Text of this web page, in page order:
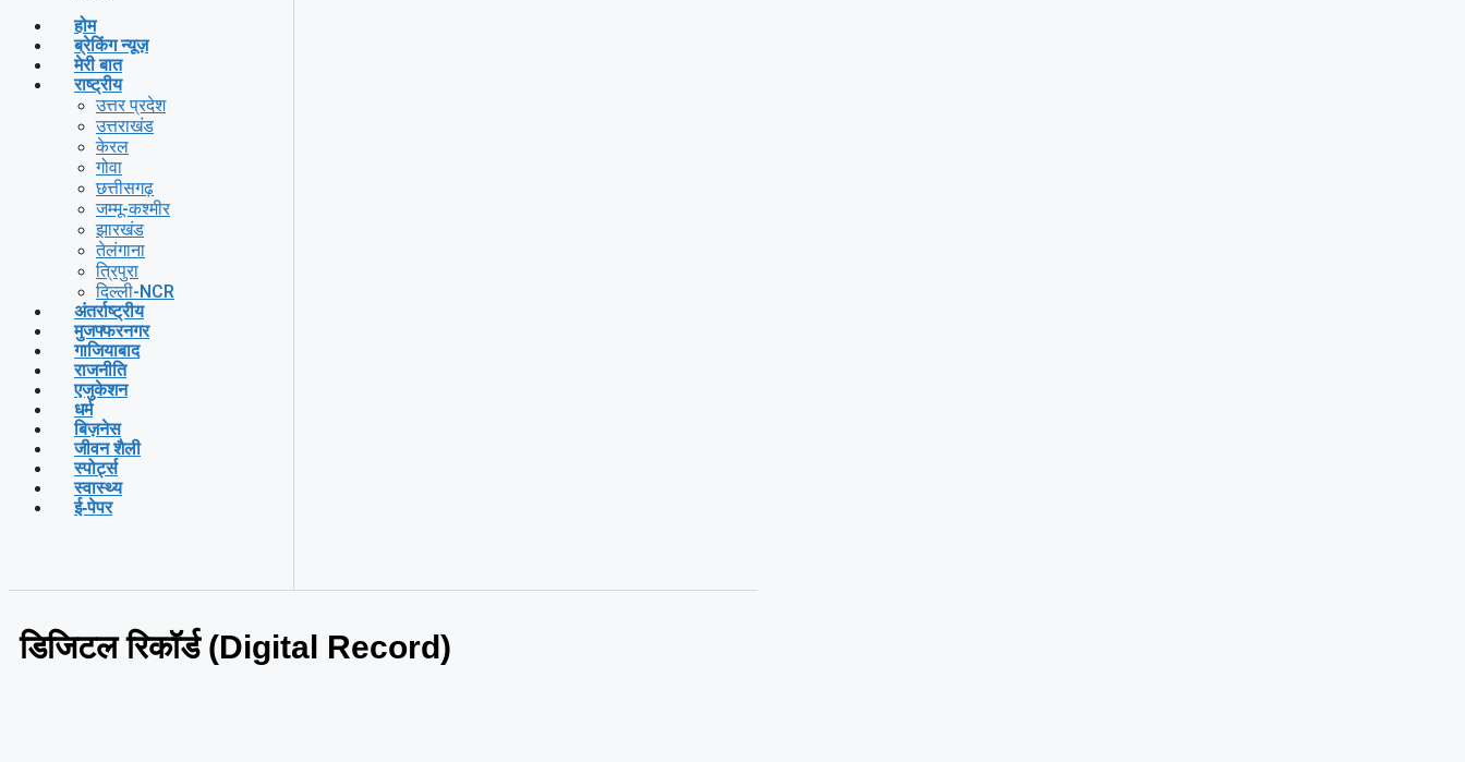
होम
ब्रेकिंग न्यूज़
मेरी बात
राष्ट्रीय
उत्तर प्रदेश
उत्तराखंड
केरल
गोवा
छत्तीसगढ़
जम्मू-कश्मीर
झारखंड
तेलंगाना
त्रिपुरा
दिल्ली-NCR
अंतर्राष्ट्रीय
मुजफ्फरनगर
गाजियाबाद
राजनीति
एजुकेशन
धर्म
बिज़नेस
जीवन शैली
स्पोर्ट्स
स्वास्थ्य
ई-पेपर
डिजिटल रिकॉर्ड (Digital Record)